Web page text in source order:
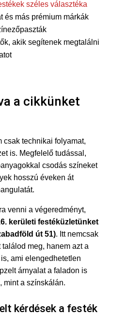
széles választéka
és más prémium márkák
akik segítenek megtalálni
a cikkünket
csak technikai folyamat,
is. Megfelelő tudással,
csodás színeket
hosszú éveken át
venni a végeredményt,
kerületi festéküzletünket
út 51). Itt nemcsak
meg, hanem azt a
ami elengedhetetlen
árnyalat a faladon is
mint a színskálán.
kérdések a festék